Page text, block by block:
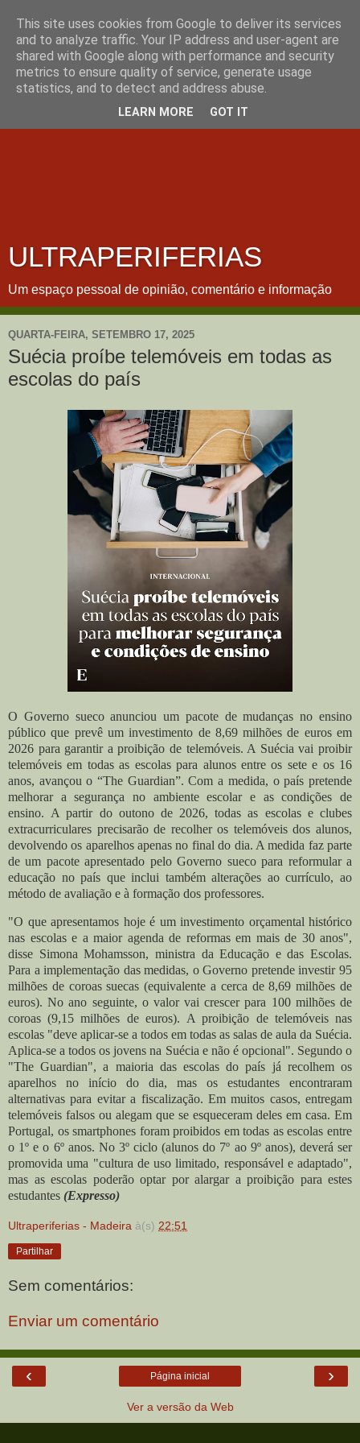
ULTRAPERIFERIAS
Um espaço pessoal de opinião, comentário e informação
QUARTA-FEIRA, SETEMBRO 17, 2025
Suécia proíbe telemóveis em todas as
escolas do país
O Governo sueco anunciou um pacote de mudanças no ensino
público que prevê um investimento de 8,69 milhões de euros em
2026 para garantir a proibição de telemóveis. A Suécia vai proibir
telemóveis em todas as escolas para alunos entre os sete e os 16
anos, avançou o “The Guardian”. Com a medida, o país pretende
melhorar a segurança no ambiente escolar e as condições de
ensino. A partir do outono de 2026, todas as escolas e clubes
extracurriculares precisarão de recolher os telemóveis dos alunos,
devolvendo os aparelhos apenas no final do dia. A medida faz parte
de um pacote apresentado pelo Governo sueco para reformular a
educação no país que inclui também alterações ao currículo, ao
método de avaliação e à formação dos professores.
"O que apresentamos hoje é um investimento orçamental histórico
nas escolas e a maior agenda de reformas em mais de 30 anos",
disse Simona Mohamsson, ministra da Educação e das Escolas.
Para a implementação das medidas, o Governo pretende investir 95
milhões de coroas suecas (equivalente a cerca de 8,69 milhões de
euros). No ano seguinte, o valor vai crescer para 100 milhões de
coroas (9,15 milhões de euros).A proibição de telemóveis nas
escolas "deve aplicar-se a todos em todas as salas de aula da Suécia.
Aplica-se a todos os jovens na Suécia e não é opcional". Segundo o
"The Guardian", a maioria das escolas do país já recolhem os
aparelhos no início do dia, mas os estudantes encontraram
alternativas para evitar a fiscalização. Em muitos casos, entregam
telemóveis falsos ou alegam que se esqueceram deles em casa. Em
Portugal, os smartphones foram proibidos em todas as escolas entre
o 1º e o 6º anos. No 3º ciclo (alunos do 7º ao 9º anos), deverá ser
promovida uma "cultura de uso limitado, responsável e adaptado",
mas as escolas poderão optar por alargar a proibição para estes
estudantes (Expresso)
Ultraperiferias - Madeira à(s) 22:51
Partilhar
Sem comentários:
Enviar um comentário
‹ ›
Página inicial
Ver a versão da Web
This site uses cookies from Google to deliver its services
and to analyze traffic. Your IP address and user-agent are
shared with Google along with performance and security
metrics to ensure quality of service, generate usage
statistics, and to detect and address abuse.
LEARN MORE GOT IT